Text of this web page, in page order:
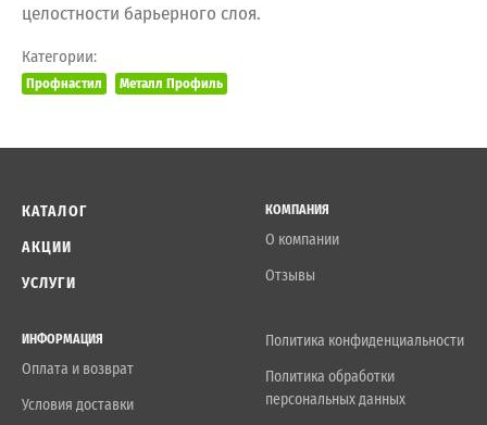
целостности барьерного слоя.
Категории:
Профнастил Металл Профиль
КАТАЛОГ
АКЦИИ
УСЛУГИ
КОМПАНИЯ
О компании
Отзывы
ИНФОРМАЦИЯ
Оплата и возврат
Условия доставки
Политика конфиденциальности
Политика обработки
персональных данных